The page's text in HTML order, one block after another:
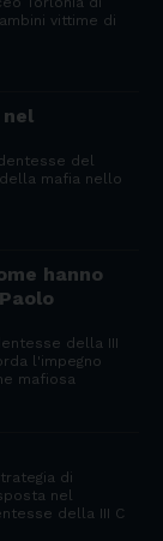
vittime di
del
mafia nello
hanno
della III
l'impegno
mafiosa
di
nel
della III C